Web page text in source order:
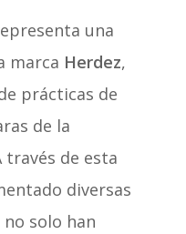
una
marca Herdez,
prácticas de
de la
través de esta
diversas
solo han